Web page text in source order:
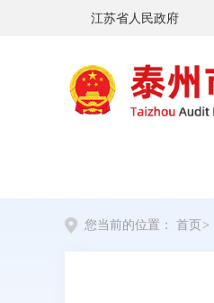
江苏省人民政府
您当前的位置： 首页 >